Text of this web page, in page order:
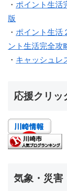
・ ポイント生活
版
・ ポイント生活
ント生活完全攻
・ キャッシュレ
応援クリッ
気象・災害